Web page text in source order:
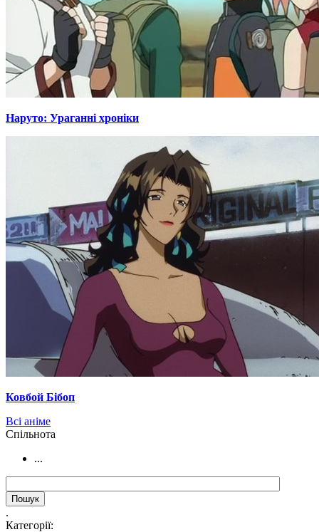
Наруто: Ураганні хроніки
Ковбой Бібоп
Всі аніме
Cпільнота
...
.
Категорії: